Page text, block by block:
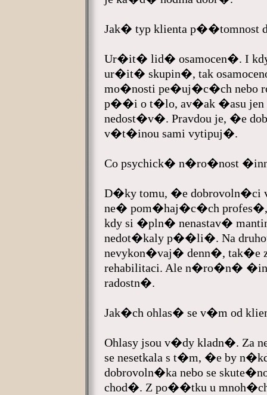
Jak� typ klienta p��tomnost
Ur�it� lid� osamocen�. I
ur�it� skupin�, tak
mo�nosti pe�uj�c�ch nebo
p��i o t�lo, av�ak �asu jen
nedost�v�. Pravdou je, �e
v�t�inou sami vytipuj�.
Co psychick� n�ro�nost
D�ky tomu, �e
ne� pom�haj�c�ch profes�,
kdy si �pln� nenastav�
nedot�kaly p��li�. Na
nevykon�vaj� denn�, tak�e
rehabilitaci. Ale n�ro�n�
radostn�.
Jak�ch ohlas� se v�m od
Ohlasy jsou v�dy kladn�. Za
se nesetkala s t�m, �e by
dobrovoln�ka nebo se
chod�. Z po��tku u